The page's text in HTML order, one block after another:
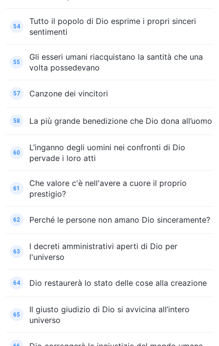
54
Tutto il popolo di Dio esprime i propri sinceri
sentimenti
55
Gli esseri umani riacquistano la santità che una
volta possedevano
57 Canzone dei vincitori
58 La più grande benedizione che Dio dona all’uomo
60
L’inganno degli uomini nei confronti di Dio
pervade i loro atti
61
Che valore c'è nell'avere a cuore il proprio
prestigio?
62 Perché le persone non amano Dio sinceramente?
63
I decreti amministrativi aperti di Dio per
l'universo
64 Dio restaurerà lo stato delle cose alla creazione
65
Il giusto giudizio di Dio si avvicina all’intero
universo